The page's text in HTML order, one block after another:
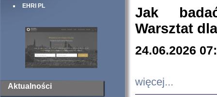
EHRI PL
Aktualności
Jak
Warsztat
24.06.2026
więcej...